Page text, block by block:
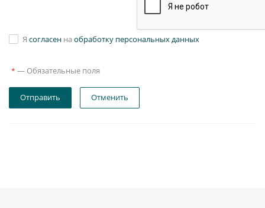
Я согласен на обработку персональных данных
* — Обязательные поля
Отправить Отменить